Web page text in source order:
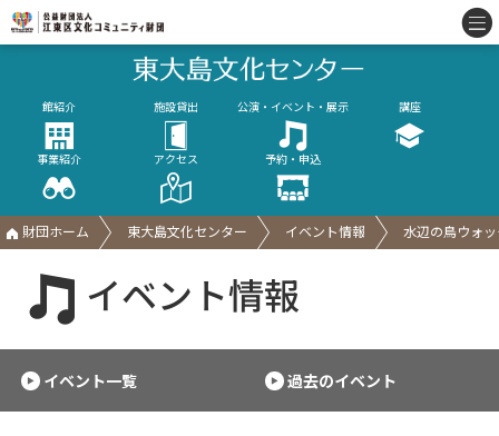
館紹介 施設貸出 公演・イベント・展示 講座
事業紹介 アクセス 予約・申込
財団ホーム 東大島文化センター イベント情報 水辺の鳥ウォ
イベント情報
イベント一覧 過去のイベント